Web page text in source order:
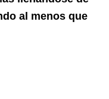
al menos que